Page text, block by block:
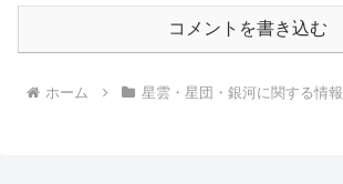
コメントを書き込む
ホーム 星雲・星団・銀河に関する情報